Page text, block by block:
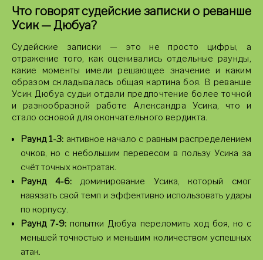
Что говорят судейские записки о реванше
Усик — Дюбуа?
Судейские записки — это не просто цифры, а
отражение того, как оценивались отдельные раунды,
какие моменты имели решающее значение и каким
образом складывалась общая картина боя. В реванше
Усик Дюбуа судьи отдали предпочтение более точной
и разнообразной работе Александра Усика, что и
стало основой для окончательного вердикта.
Раунд 1-3: активное начало с равным распределением
очков, но с небольшим перевесом в пользу Усика за
счёт точных контратак.
Раунд 4-6:доминирование Усика, который смог
навязать свой темп и эффективно использовать удары
по корпусу.
Раунд 7-9: попытки Дюбуа переломить ход боя, но с
меньшей точностью и меньшим количеством успешных
атак.